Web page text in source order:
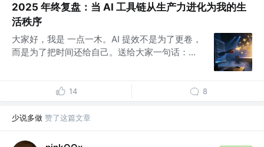
2025 年终复盘：当 AI 工具链从生产力进化为我的生
活秩序
大家好，我是 一点一木。AI 提效不是为了更卷，
而是为了把时间还给自己。送给大家一句话：...
14 8
少说多做 赞了这篇文章